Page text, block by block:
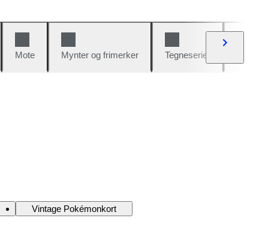
Mote Mynter og frimerker Tegneserier
Vintage Pokémonkort